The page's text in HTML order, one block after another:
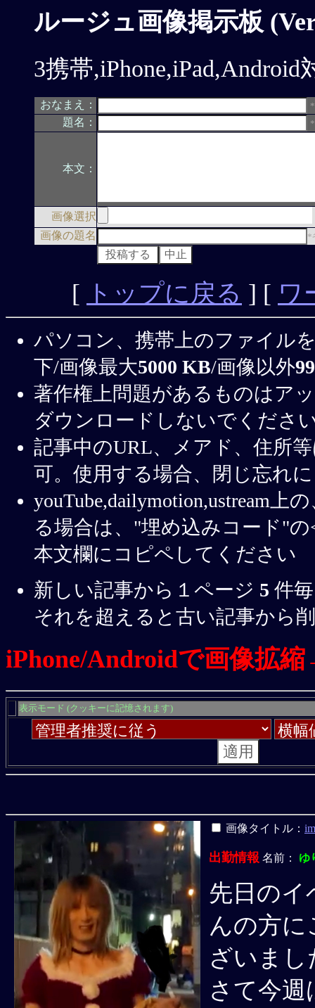
ルージュ画像掲示板
3携帯
おなまえ：
題名：
本文：
画像選択
画像の題名
*
[ トップに戻る ] [ ワ
パソコン、携帯上のファイル
下/画像最大5000 KB/画像以外
著作権上問題があるものはア
ダウンロードしないでくださ
記事中のURL、メアド、住所
可。使用する場合、閉じ忘れ
youTube,dailymotion,ustream上
る場合は、"埋め込みコード"
本文欄にコピペしてください
新しい記事から１ページ 5 件
それを超えると古い記事から
iPhone/Androidで画像拡
表示モード (クッキーに記憶されます)
画像タイトル：
出勤情報 名前： ゆ
先日のイ
んの方
ざいまし
さて今週